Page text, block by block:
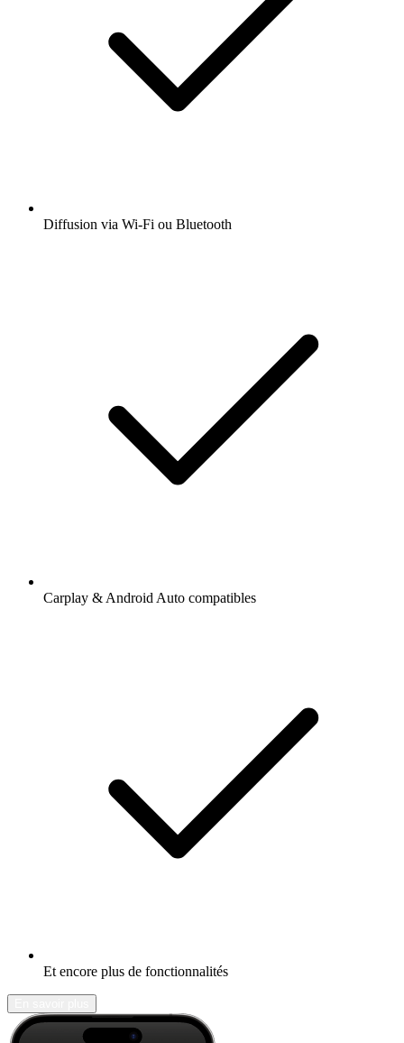
Diffusion via Wi-Fi ou Bluetooth
Carplay & Android Auto compatibles
Et encore plus de fonctionnalités